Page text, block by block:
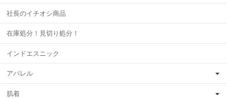
社長のイチオシ商品
在庫処分！見切り処分！
インドエスニック
アパレル
肌着